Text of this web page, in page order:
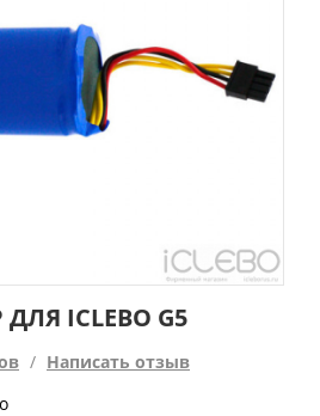
ICLEBO G5
/ Написать отзыв